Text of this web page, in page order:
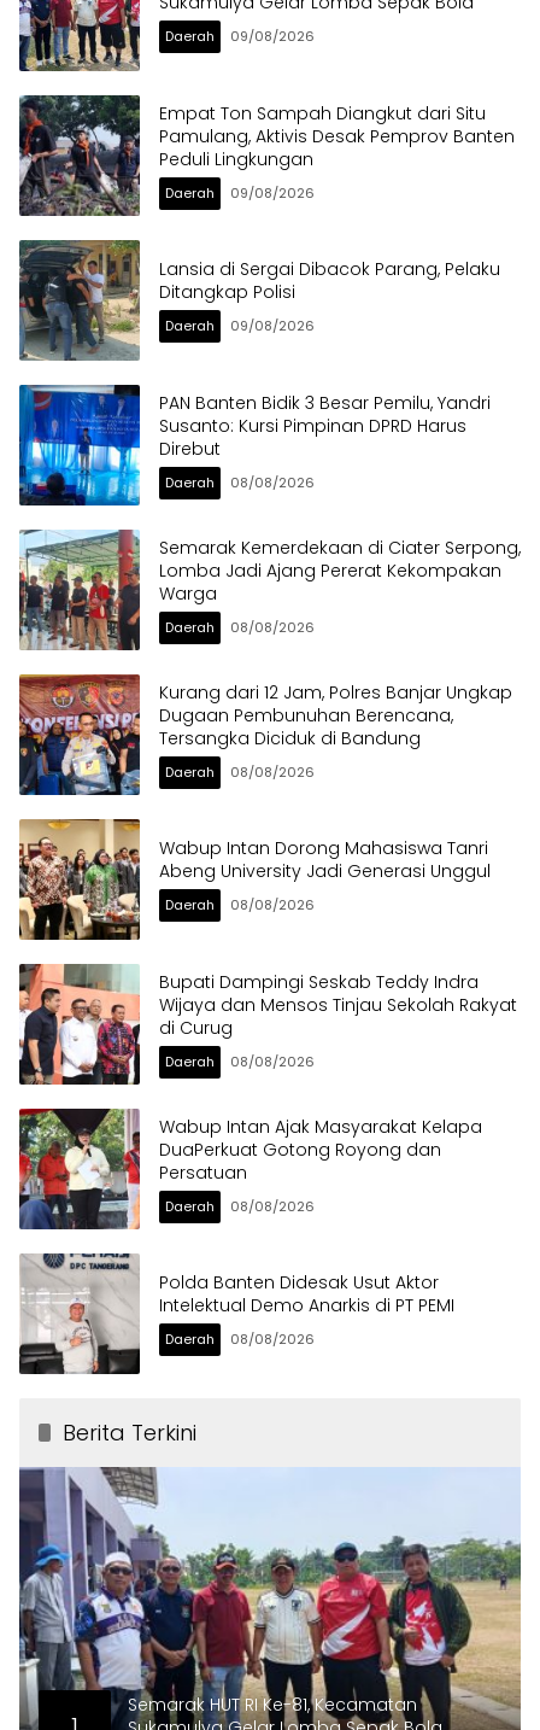
Daerah 09/08/2026
Empat Ton Sampah Diangkut dari Situ
Pamulang, Aktivis Desak Pemprov Banten
Peduli Lingkungan
Daerah 09/08/2026
Lansia di Sergai Dibacok Parang, Pelaku
Ditangkap Polisi
Daerah 09/08/2026
PAN Banten Bidik 3 Besar Pemilu, Yandri
Susanto: Kursi Pimpinan DPRD Harus
Direbut
Daerah 08/08/2026
Semarak Kemerdekaan di Ciater Serpong,
Lomba Jadi Ajang Pererat Kekompakan
Warga
Daerah 08/08/2026
Kurang dari 12 Jam, Polres Banjar Ungkap
Dugaan Pembunuhan Berencana,
Tersangka Diciduk di Bandung
Daerah 08/08/2026
Wabup Intan Dorong Mahasiswa Tanri
Abeng University Jadi Generasi Unggul
Daerah 08/08/2026
Bupati Dampingi Seskab Teddy Indra
Wijaya dan Mensos Tinjau Sekolah Rakyat
di Curug
Daerah 08/08/2026
Wabup Intan Ajak Masyarakat Kelapa
DuaPerkuat Gotong Royong dan
Persatuan
Daerah 08/08/2026
Polda Banten Didesak Usut Aktor
Intelektual Demo Anarkis di PT PEMI
Daerah 08/08/2026
Berita Terkini
Semarak HUT RI Ke-81, Kecamatan